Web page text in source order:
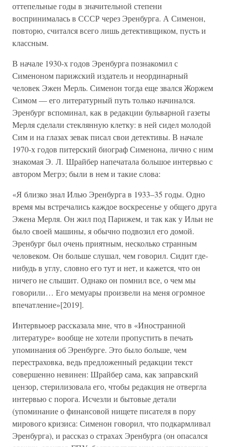
оттепельные годы в значительной степени
воспринималась в СССР через Эренбурга. А Сименон,
повторю, считался всего лишь детективщиком, пусть и
классным.
В начале 1930-х годов Эренбурга познакомил с
Сименоном парижский издатель и неординарный
человек Эжен Мерль. Сименон тогда еще звался Жоржем
Симом — его литературный путь только начинался.
Эренбург вспоминал, как в редакции бульварной газеты
Мерля сделали стеклянную клетку: в ней сидел молодой
Сим и на глазах зевак писал свои детективы. В начале
1970-х годов питерский биограф Сименона, лично с ним
знакомая Э. Л. Шрайбер напечатала большое интервью с
автором Мегрэ; были в нем и такие слова:
«Я близко знал Илью Эренбурга в 1933–35 годы. Одно
время мы встречались каждое воскресенье у общего друга
Эжена Мерля. Он жил под Парижем, и так как у Ильи не
было своей машины, я обычно подвозил его домой.
Эренбург был очень приятным, несколько странным
человеком. Он больше слушал, чем говорил. Сидит где-
нибудь в углу, словно его тут и нет, и кажется, что он
ничего не слышит. Однако он помнил все, о чем мы
говорили… Его мемуары произвели на меня огромное
впечатление»[2019].
Интервьюер рассказала мне, что в «Иностранной
литературе» вообще не хотели пропустить в печать
упоминания об Эренбурге. Это было больше, чем
перестраховка, ведь предложенный редакции текст
совершенно невинен: Шрайбер сама, как заправский
цензор, стерилизовала его, чтобы редакция не отвергла
интервью с порога. Исчезли и бытовые детали
(упоминание о финансовой нищете писателя в пору
мирового кризиса: Сименон говорил, что подкармливал
Эренбурга), и рассказ о страхах Эренбурга (он опасался